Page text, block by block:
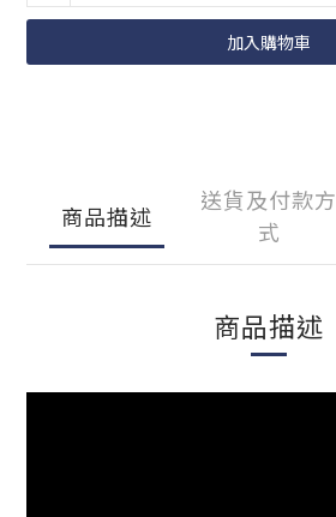
加入購物車
商品描述
送貨及付款方
式
商品描述